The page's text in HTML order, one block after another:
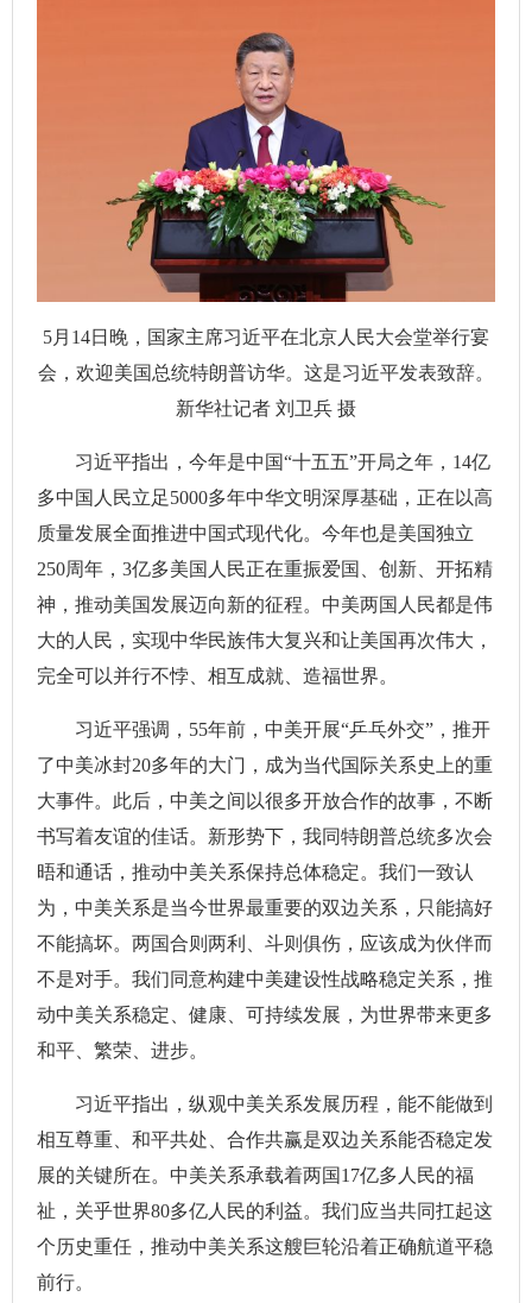
5月14日晚，国家主席习近平在北京人民大会堂举行宴
会，欢迎美国总统特朗普访华。这是习近平发表致辞。
新华社记者 刘卫兵 摄
习近平指出，今年是中国“十五五”开局之年，14亿
多中国人民立足5000多年中华文明深厚基础，正在以高
质量发展全面推进中国式现代化。今年也是美国独立
250周年，3亿多美国人民正在重振爱国、创新、开拓精
神，推动美国发展迈向新的征程。中美两国人民都是伟
大的人民，实现中华民族伟大复兴和让美国再次伟大，
完全可以并行不悖、相互成就、造福世界。
习近平强调，55年前，中美开展“乒乓外交”，推开
了中美冰封20多年的大门，成为当代国际关系史上的重
大事件。此后，中美之间以很多开放合作的故事，不断
书写着友谊的佳话。新形势下，我同特朗普总统多次会
晤和通话，推动中美关系保持总体稳定。我们一致认
为，中美关系是当今世界最重要的双边关系，只能搞好
不能搞坏。两国合则两利、斗则俱伤，应该成为伙伴而
不是对手。我们同意构建中美建设性战略稳定关系，推
动中美关系稳定、健康、可持续发展，为世界带来更多
和平、繁荣、进步。
习近平指出，纵观中美关系发展历程，能不能做到
相互尊重、和平共处、合作共赢是双边关系能否稳定发
展的关键所在。中美关系承载着两国17亿多人民的福
祉，关乎世界80多亿人民的利益。我们应当共同扛起这
个历史重任，推动中美关系这艘巨轮沿着正确航道平稳
前行。